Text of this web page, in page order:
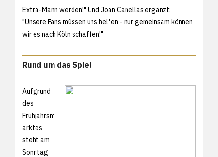
Extra-Mann werden!" Und Joan Canellas ergänzt:
"Unsere Fans müssen uns helfen - nur gemeinsam können
wir es nach Köln schaffen!"
Rund um das Spiel
Aufgrund
des
Frühjahrsm
arktes
steht am
Sonntag